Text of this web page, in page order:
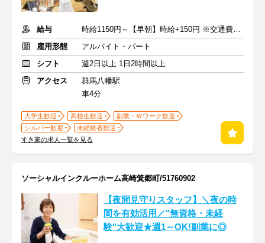
給与
時給1150円～【早朝】時給+150円 ※交通費支給
雇用形態
アルバイト・パート
シフト
週2日以上 1日2時間以上
アクセス
群馬八幡駅
車4分
大学生歓迎 高校生歓迎
副業・Ｗワーク歓迎
シルバー歓迎
未経験者歓迎
すき家の求人一覧を見る
ソーシャルインクルーホーム高崎箕郷町/51760902
【夜間見守りスタッフ】＼夜の時
間を有効活用／"無資格・未経
験"大歓迎★週1～OK!副業に◎